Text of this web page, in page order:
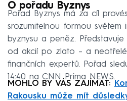
O pořadu Byznys
Pořad Byznys má za cíl
srozumitelnou formou světem
byznysu a peněz.
od akcií po zlato – a
finančních expertů. Pořad
14:40 na CNN Prima NEWS.
MOHLO BY VÁS ZAJÍMAT:
Rakousku může mít